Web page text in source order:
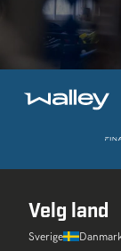
Velg land
Sverige